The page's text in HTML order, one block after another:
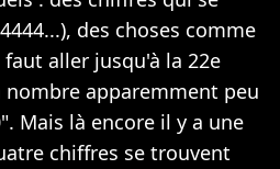
des choses comme
faut aller jusqu'à la 22e
apparemment peu
Mais là encore il y a une
chiffres se trouvent